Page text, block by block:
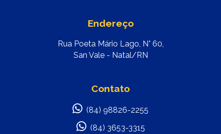
Endereço
Rua Poeta Mário Lago, N° 60,
San Vale - Natal/RN
Contato
(84) 98826-2255
(84) 3653-3315